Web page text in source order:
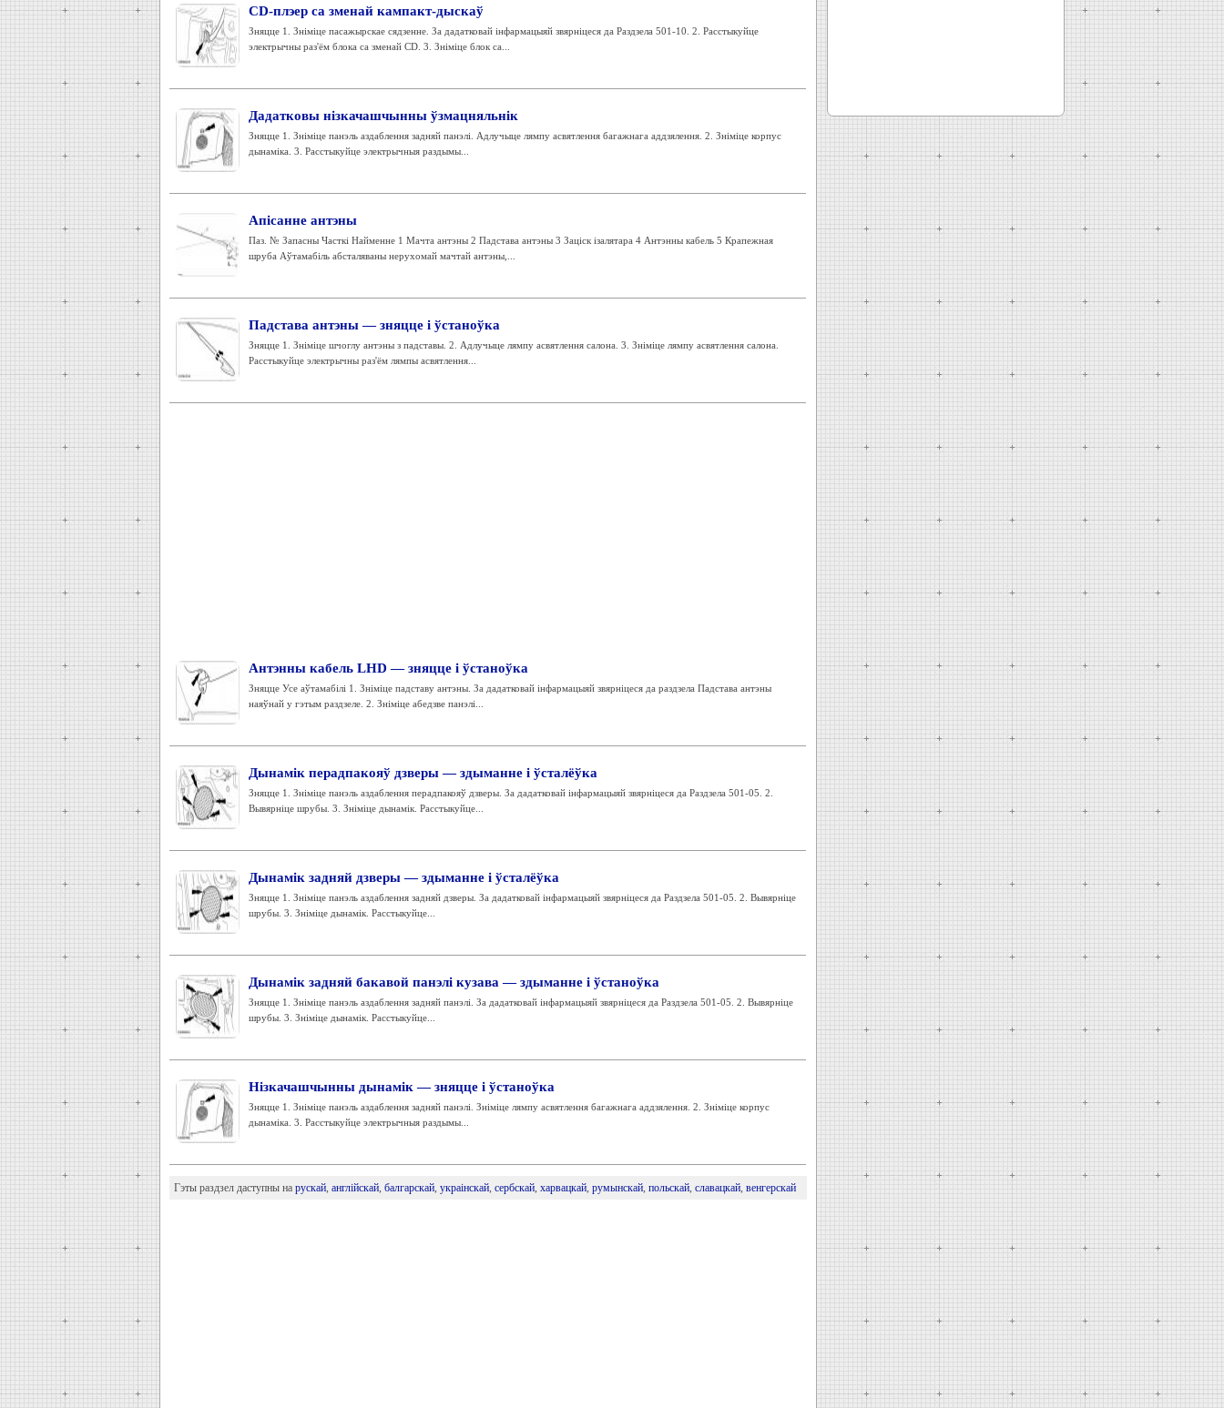
CD-плэер са зменай кампакт-дыскаў
Зняцце 1. Зніміце пасажырскае сядзенне. За дадатковай інфармацыяй звярніцеся да Раздзела 501-10. 2. Расстыкуйце
электрычны раз'ём блока са зменай CD. 3. Зніміце блок са...
Дадатковы нізкачашчынны ўзмацняльнік
Зняцце 1. Зніміце панэль аздаблення задняй панэлі. Адлучыце лямпу асвятлення багажнага аддзялення. 2. Зніміце корпус
дынаміка. 3. Расстыкуйце электрычныя раздымы...
Апісанне антэны
Паз. № Запасны Часткі Найменне 1 Мачта антэны 2 Падстава антэны 3 Заціск ізалятара 4 Антэнны кабель 5 Крапежная
шруба Аўтамабіль абсталяваны нерухомай мачтай антэны,...
Падстава антэны — зняцце і ўстаноўка
Зняцце 1. Зніміце шчоглу антэны з падставы. 2. Адлучыце лямпу асвятлення салона. 3. Зніміце лямпу асвятлення салона.
Расстыкуйце электрычны раз'ём лямпы асвятлення...
Антэнны кабель LHD — зняцце і ўстаноўка
Зняцце Усе аўтамабілі 1. Зніміце падставу антэны. За дадатковай інфармацыяй звярніцеся да раздзела Падстава антэны
наяўнай у гэтым раздзеле. 2. Зніміце абедзве панэлі...
Дынамік перадпакояў дзверы — здыманне і ўсталёўка
Зняцце 1. Зніміце панэль аздаблення перадпакояў дзверы. За дадатковай інфармацыяй звярніцеся да Раздзела 501-05. 2.
Вывярніце шрубы. 3. Зніміце дынамік. Расстыкуйце...
Дынамік задняй дзверы — здыманне і ўсталёўка
Зняцце 1. Зніміце панэль аздаблення задняй дзверы. За дадатковай інфармацыяй звярніцеся да Раздзела 501-05. 2. Вывярніце
шрубы. 3. Зніміце дынамік. Расстыкуйце...
Дынамік задняй бакавой панэлі кузава — здыманне і ўстаноўка
Зняцце 1. Зніміце панэль аздаблення задняй панэлі. За дадатковай інфармацыяй звярніцеся да Раздзела 501-05. 2. Вывярніце
шрубы. 3. Зніміце дынамік. Расстыкуйце...
Нізкачашчынны дынамік — зняцце і ўстаноўка
Зняцце 1. Зніміце панэль аздаблення задняй панэлі. Зніміце лямпу асвятлення багажнага аддзялення. 2. Зніміце корпус
дынаміка. 3. Расстыкуйце электрычныя раздымы...
Гэты раздзел даступны на рускай, англійскай, балгарскай, украінскай, сербскай, харвацкай, румынскай, польскай, славацкай, венгерскай